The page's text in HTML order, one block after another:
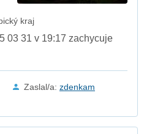
kraj
03 31 v 19:17 zachycuje
Zaslal/a: zdenkam